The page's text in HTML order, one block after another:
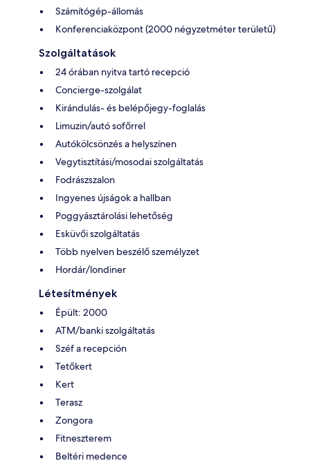
Számítógép-állomás
Konferenciaközpont (2000 négyzetméter területű)
Szolgáltatások
24 órában nyitva tartó recepció
Concierge-szolgálat
Kirándulás- és belépőjegy-foglalás
Limuzin/autó sofőrrel
Autókölcsönzés a helyszínen
Vegytisztítási/mosodai szolgáltatás
Fodrászszalon
Ingyenes újságok a hallban
Poggyásztárolási lehetőség
Esküvői szolgáltatás
Több nyelven beszélő személyzet
Hordár/londiner
Létesítmények
Épült: 2000
ATM/banki szolgáltatás
Széf a recepción
Tetőkert
Kert
Terasz
Zongora
Fitneszterem
Beltéri medence